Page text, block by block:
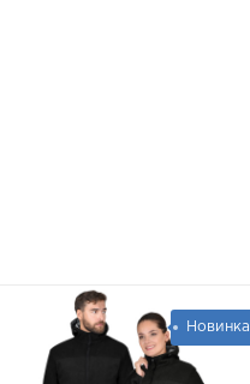
Новинка